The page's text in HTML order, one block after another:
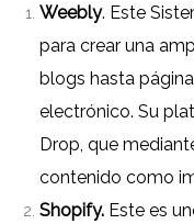
Weebly. Este
para crear una
blogs hasta
electrónico. Su
Drop, que
contenido como
Shopify. Este es